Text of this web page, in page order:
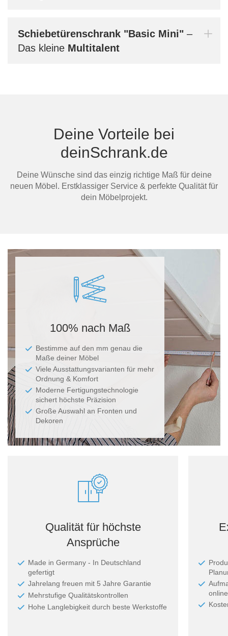
Schiebetürenschrank "Basic Mini" –
Das kleine Multitalent
Deine Vorteile bei
deinSchrank.de
Deine Wünsche sind das einzig richtige Maß für deine
neuen Möbel. Erstklassiger Service & perfekte Qualität für
dein Möbelprojekt.
100% nach Maß
Bestimme auf den mm genau die
Maße deiner Möbel
Viele Ausstattungsvarianten für mehr
Ordnung & Komfort
Moderne Fertigungstechnologie
sichert höchste Präzision
Große Auswahl an Fronten und
Dekoren
Qualität für höchste
Ansprüche
Made in Germany - In Deutschland
gefertigt
Jahrelang freuen mit 5 Jahre Garantie
Mehrstufige Qualitätskontrollen
Hohe Langlebigkeit durch beste Werkstoffe